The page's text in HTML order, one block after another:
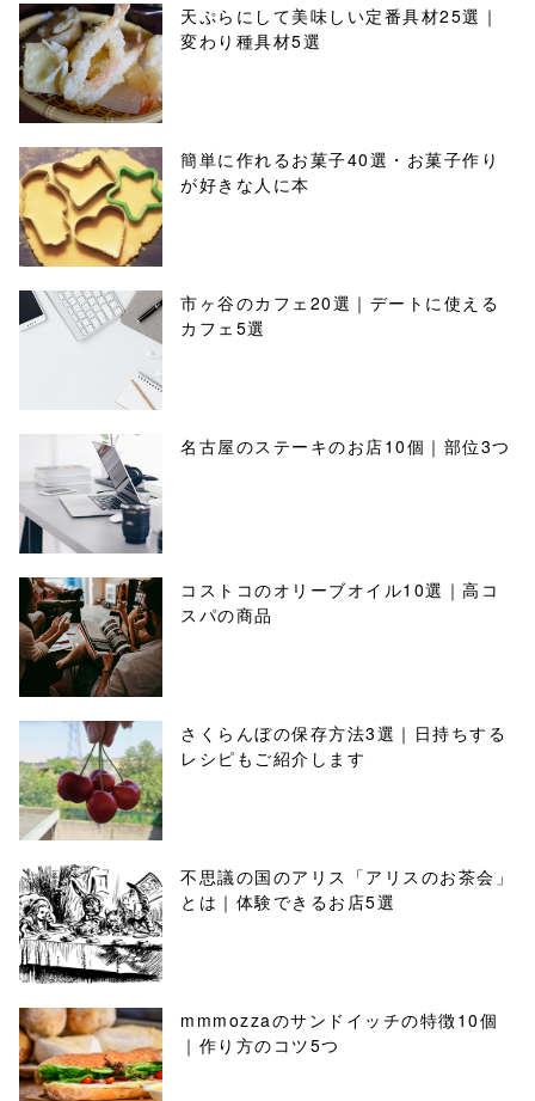
天ぷらにして美味しい定番具材25選｜
変わり種具材5選
簡単に作れるお菓子40選・お菓子作り
が好きな人に本
市ヶ谷のカフェ20選｜デートに使える
カフェ5選
名古屋のステーキのお店10個｜部位3つ
コストコのオリーブオイル10選｜高コ
スパの商品
さくらんぼの保存方法3選｜日持ちする
レシピもご紹介します
不思議の国のアリス「アリスのお茶会」
とは｜体験できるお店5選
mmmozzaのサンドイッチの特徴10個
｜作り方のコツ5つ